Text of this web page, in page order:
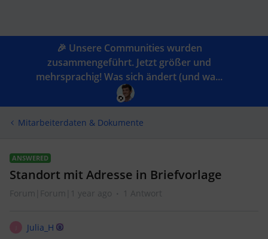
🎉 Unsere Communities wurden
zusammengeführt. Jetzt größer und
mehrsprachig! Was sich ändert (und wa...
Mitarbeiterdaten & Dokumente
ANSWERED
Standort mit Adresse in Briefvorlage
Forum|Forum|1 year ago 1 Antwort
Julia_H